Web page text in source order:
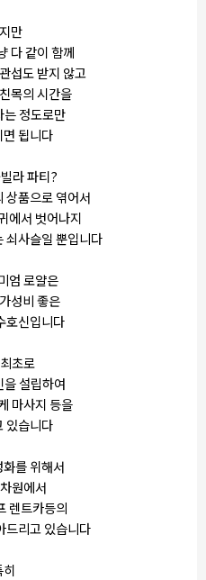
만
다 같이 함께
섭도 받지 않고
목의 시간을
는 정도로만
됩니다
라 파티?
상품으로 엮어서
에서 벗어나지
쇠사슬일 뿐입니다
엄 로얄은
성비 좋은
호신입니다
초로
설립하여
마사지 등을
있습니다
를 위해서
원에서
렌트카등의
드리고 있습니다
히